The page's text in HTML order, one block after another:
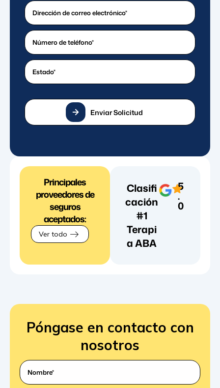
¿Cuál
es
su
dirección
de
correo
electrónico?
¿Cuál
es
un
buen
número
de
teléfono?
(Requerido)
Estado
Enviar Solicitud
Principales
proveedores de
seguros
aceptados:
Ver todo
Clasifi
cación
#1
Terapi
a ABA
5
.
0
Póngase en contacto con
nosotros
¿Cuál
es